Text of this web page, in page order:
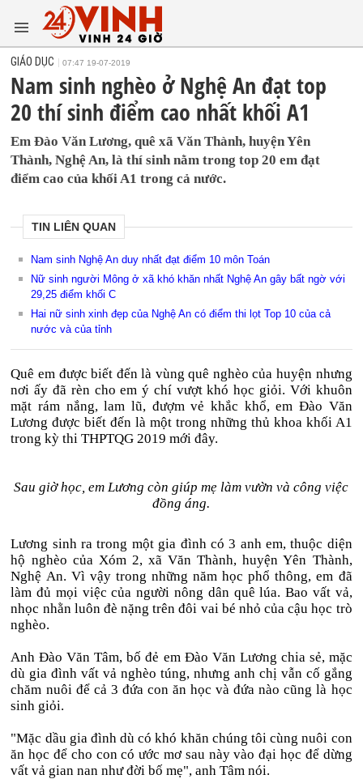
GIÁO DỤC 07:47 19-07-2019
Nam sinh nghèo ở Nghệ An đạt top
20 thí sinh điểm cao nhất khối A1
Em Đào Văn Lương, quê xã Văn Thành, huyện Yên
Thành, Nghệ An, là thí sinh nằm trong top 20 em đạt
điểm cao của khối A1 trong cả nước.
TIN LIÊN QUAN
Nam sinh Nghệ An duy nhất đạt điểm 10 môn Toán
Nữ sinh người Mông ở xã khó khăn nhất Nghệ An gây bất ngờ với
29,25 điểm khối C
Hai nữ sinh xinh đẹp của Nghệ An có điểm thi lọt Top 10 của cả
nước và của tỉnh
Quê em được biết đến là vùng quê nghèo của huyện nhưng
nơi ấy đã rèn cho em ý chí vượt khó học giỏi. Với khuôn
mặt rám nắng, lam lũ, đượm vẻ khắc khổ, em Đào Văn
Lương được biết đến là một trong những thủ khoa khối A1
trong kỳ thi THPTQG 2019 mới đây.
Sau giờ học, em Lương còn giúp mẹ làm vườn và công việc
đồng áng.
Lương sinh ra trong một gia đình có 3 anh em, thuộc diện
hộ nghèo của Xóm 2, xã Văn Thành, huyện Yên Thành,
Nghệ An. Vì vậy trong những năm học phổ thông, em đã
làm đủ mọi việc của người nông dân quê lúa. Bao vất vả,
nhọc nhằn luôn đè nặng trên đôi vai bé nhỏ của cậu học trò
nghèo.
Anh Đào Văn Tâm, bố đẻ em Đào Văn Lương chia sẻ, mặc
dù gia đình vất vả nghèo túng, nhưng anh chị vẫn cố gắng
chăm nuôi để cả 3 đứa con ăn học và đứa nào cũng là học
sinh giỏi.
"Mặc dầu gia đình dù có khó khăn chúng tôi cùng nuôi con
ăn học để cho con có ước mơ sau này vào đại học để dừng
vất vả gian nan như đời bố mẹ", anh Tâm nói.